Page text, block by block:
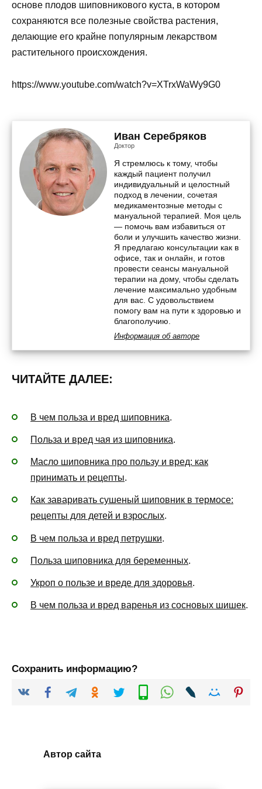
основе плодов шиповникового куста, в котором
сохраняются все полезные свойства растения,
делающие его крайне популярным лекарством
растительного происхождения.
https://www.youtube.com/watch?v=XTrxWaWy9G0
Иван Серебряков
Доктор
Я стремлюсь к тому, чтобы
каждый пациент получил
индивидуальный и целостный
подход в лечении, сочетая
медикаментозные методы с
мануальной терапией. Моя цель
— помочь вам избавиться от
боли и улучшить качество жизни.
Я предлагаю консультации как в
офисе, так и онлайн, и готов
провести сеансы мануальной
терапии на дому, чтобы сделать
лечение максимально удобным
для вас. С удовольствием
помогу вам на пути к здоровью и
благополучию.
Информация об авторе
ЧИТАЙТЕ ДАЛЕЕ:
В чем польза и вред шиповника.
Польза и вред чая из шиповника.
Масло шиповника про пользу и вред: как
принимать и рецепты.
Как заваривать сушеный шиповник в термосе:
рецепты для детей и взрослых.
В чем польза и вред петрушки.
Польза шиповника для беременных.
Укроп о пользе и вреде для здоровья.
В чем польза и вред варенья из сосновых шишек.
Сохранить информацию?
Автор сайта